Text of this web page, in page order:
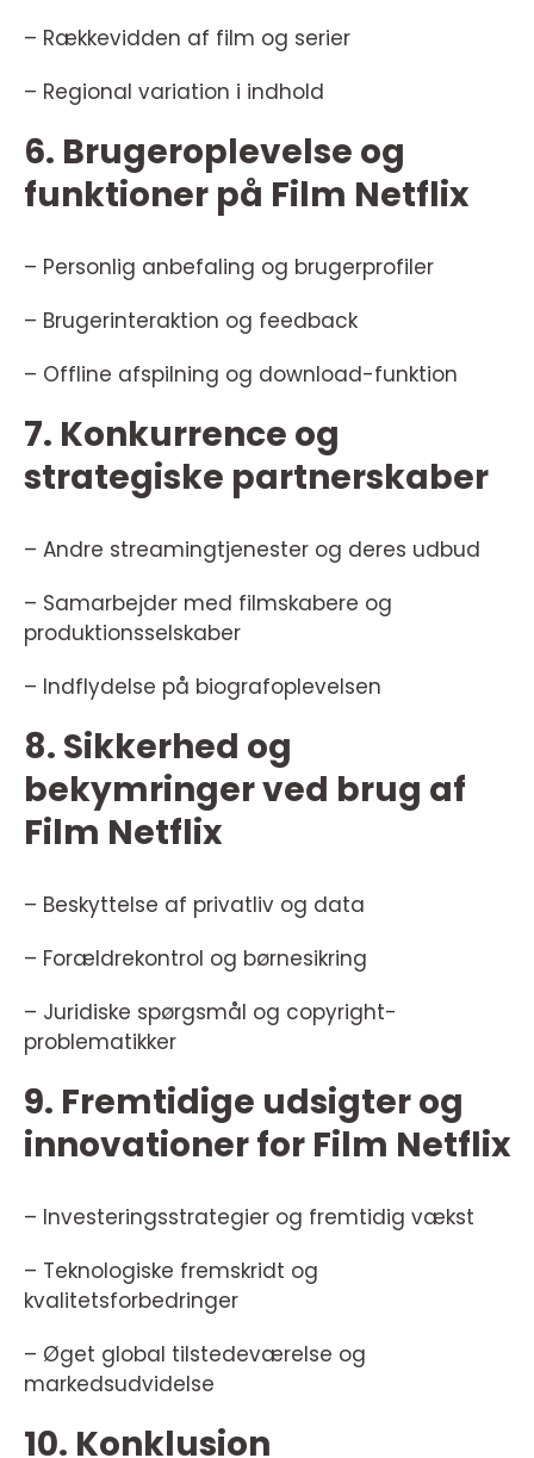
– Rækkevidden af film og serier
– Regional variation i indhold
6. Brugeroplevelse og
funktioner på Film Netflix
– Personlig anbefaling og brugerprofiler
– Brugerinteraktion og feedback
– Offline afspilning og download-funktion
7. Konkurrence og
strategiske partnerskaber
– Andre streamingtjenester og deres udbud
– Samarbejder med filmskabere og
produktionsselskaber
– Indflydelse på biografoplevelsen
8. Sikkerhed og
bekymringer ved brug af
Film Netflix
– Beskyttelse af privatliv og data
– Forældrekontrol og børnesikring
– Juridiske spørgsmål og copyright-
problematikker
9. Fremtidige udsigter og
innovationer for Film Netflix
– Investeringsstrategier og fremtidig vækst
– Teknologiske fremskridt og
kvalitetsforbedringer
– Øget global tilstedeværelse og
markedsudvidelse
10. Konklusion